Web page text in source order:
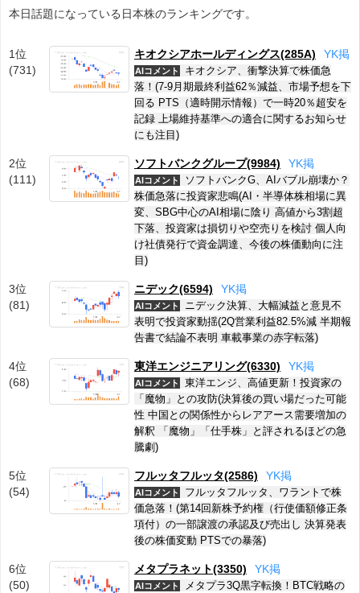
本日話題になっている日本株のランキングです。
1位
(731)
キオクシアホールディングス(285A) YK掲
AIコメント
キオクシア、衝撃決算で株価急
落！(7-9月期最終利益62％減益、市場予想を下
回る PTS（適時開示情報）で一時20％超安を
記録 上場維持基準への適合に関するお知らせ
にも注目)
2位
(111)
ソフトバンクグループ(9984) YK掲
AIコメント
ソフトバンクG、AIバブル崩壊か？
株価急落に投資家悲鳴(AI・半導体株相場に異
変、SBG中心のAI相場に陰り 高値から3割超
下落、投資家は損切りや空売りを検討 個人向
け社債発行で資金調達、今後の株価動向に注
目)
3位
(81)
ニデック(6594) YK掲
AIコメント
ニデック決算、大幅減益と意見不
表明で投資家動揺(2Q営業利益82.5%減 半期報
告書で結論不表明 車載事業の赤字転落)
4位
(68)
東洋エンジニアリング(6330) YK掲
AIコメント
東洋エンジ、高値更新！投資家の
「魔物」との攻防(決算後の買い場だった可能
性 中国との関係性からレアアース需要増加の
解釈 「魔物」「仕手株」と評されるほどの急
騰劇)
5位
(54)
フルッタフルッタ(2586) YK掲
AIコメント
フルッタフルッタ、ワラントで株
価急落！(第14回新株予約権（行使価額修正条
項付）の一部譲渡の承認及び売出し 決算発表
後の株価変動 PTSでの暴落)
6位
(50)
メタプラネット(3350) YK掲
AIコメント
メタプラ3Q黒字転換！BTC戦略の